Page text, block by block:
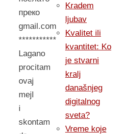
преко
gmail.com
***********
Lagano
procitam
ovaj
mejl
i
skontam
Kradem
ljubav
Kvalitet ili
kvantitet: Ko
je stvarni
kralj
današnjeg
digitalnog
sveta?
Vreme koje